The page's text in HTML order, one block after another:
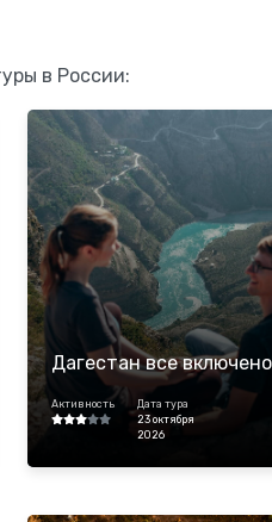
в России:
Дагестан все включено
Активность
Дата тура
23 октября
2026